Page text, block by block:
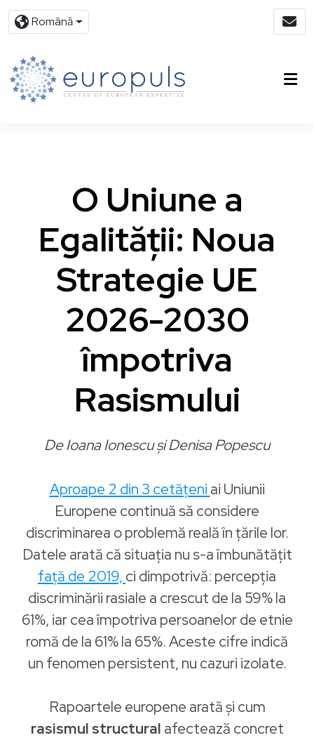
Română
O Uniune a
Egalității: Noua
Strategie UE
2026-2030
împotriva
Rasismului
De Ioana Ionescu și Denisa Popescu
Aproape 2 din 3 cetățeni ai Uniunii
Europene continuă să considere
discriminarea o problemă reală în țările lor.
Datele arată că situația nu s-a îmbunătățit
față de 2019, ci dimpotrivă: percepția
discriminării rasiale a crescut de la 59% la
61%, iar cea împotriva persoanelor de etnie
romă de la 61% la 65%. Aceste cifre indică
un fenomen persistent, nu cazuri izolate.
Rapoartele europene arată și cum
rasismul structural afectează concret